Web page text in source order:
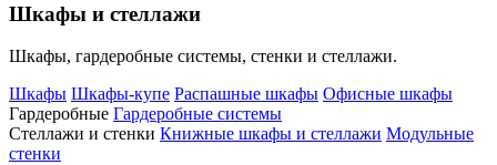
Шкафы и стеллажи
Шкафы, гардеробные системы, стенки и стеллажи.
Шкафы Шкафы-купе Распашные шкафы Офисные шкафы
Гардеробные Гардеробные системы
Стеллажи и стенки Книжные шкафы и стеллажи Модульные
стенки